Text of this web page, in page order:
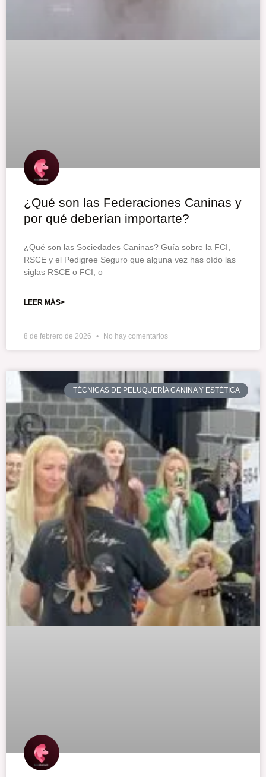
¿Qué son las Federaciones Caninas y
por qué deberían importarte?
¿Qué son las Sociedades Caninas? Guía sobre la FCI,
RSCE y el Pedigree Seguro que alguna vez has oído las
siglas RSCE o FCI, o
LEER MÁS>
8 de febrero de 2026 No hay comentarios
TÉCNICAS DE PELUQUERÍA CANINA Y ESTÉTICA